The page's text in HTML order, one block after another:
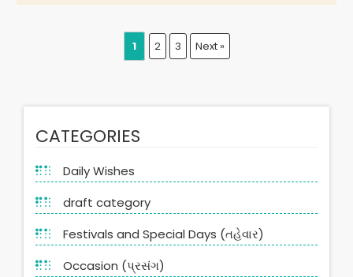
1 2 3 Next »
CATEGORIES
Daily Wishes
draft category
Festivals and Special Days (તહેવાર)
Occasion (પ્રસંગ)